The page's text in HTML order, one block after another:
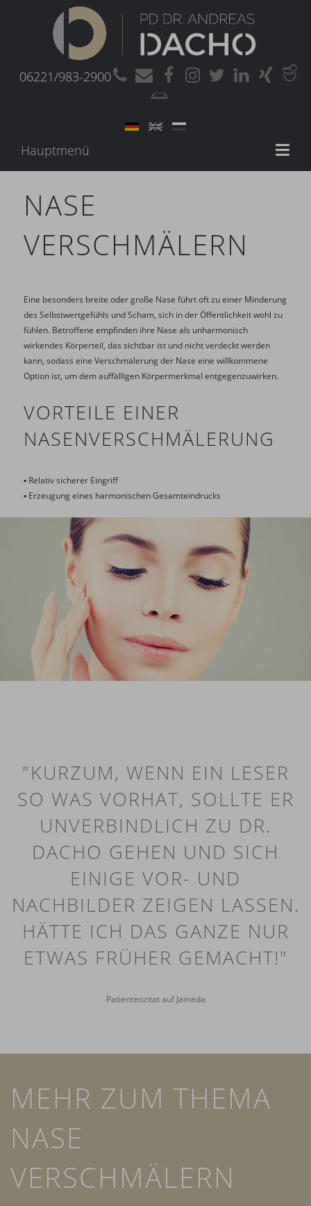
06221/983-2900
Hauptmenü
NASE
VERSCHMÄLERN
Eine besonders breite oder große Nase führt oft zu einer Minderung
des Selbstwertgefühls und Scham, sich in der Öffentlichkeit wohl zu
fühlen. Betroffene empfinden ihre Nase als unharmonisch
wirkendes Körperteil, das sichtbar ist und nicht verdeckt werden
kann, sodass eine Verschmälerung der Nase eine willkommene
Option ist, um dem auffälligen Körpermerkmal entgegenzuwirken.
VORTEILE EINER
NASENVERSCHMÄLERUNG
▪ Relativ sicherer Eingriff
▪ Erzeugung eines harmonischen Gesamteindrucks
"KURZUM, WENN EIN LESER
SO WAS VORHAT, SOLLTE ER
UNVERBINDLICH ZU DR.
DACHO GEHEN UND SICH
EINIGE VOR- UND
NACHBILDER ZEIGEN LASSEN.
HÄTTE ICH DAS GANZE NUR
ETWAS FRÜHER GEMACHT!"
Patientenzitat auf Jameda
MEHR ZUM THEMA
NASE
VERSCHMÄLERN